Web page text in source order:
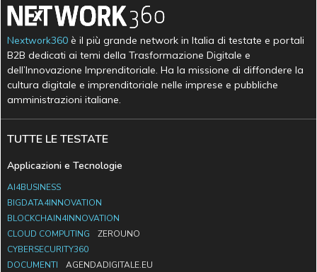
Nextwork360 è il più grande network in Italia di testate e portali
B2B dedicati ai temi della Trasformazione Digitale e
dell’Innovazione Imprenditoriale. Ha la missione di diffondere la
cultura digitale e imprenditoriale nelle imprese e pubbliche
amministrazioni italiane.
TUTTE LE TESTATE
Applicazioni e Tecnologie
AI4BUSINESS
BIGDATA4INNOVATION
BLOCKCHAIN4INNOVATION
CLOUD COMPUTING
ZEROUNO
CYBERSECURITY360
DOCUMENTI
AGENDADIGITALE.EU